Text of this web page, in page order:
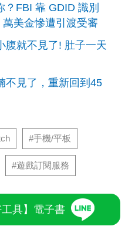
？FBI 靠 GDID 識別
美金慘遭引渡受審
腹就不見了! 肚子一天
不見了，重新回到45
#手機/平板
#遊戲訂閱服務
具】電子書